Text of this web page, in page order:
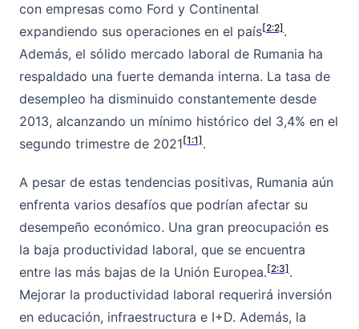
con empresas como Ford y Continental
expandiendo sus operaciones en el país[2:2] .
Además, el sólido mercado laboral de Rumania ha
respaldado una fuerte demanda interna. La tasa de
desempleo ha disminuido constantemente desde
2013, alcanzando un mínimo histórico del 3,4% en el
segundo trimestre de 2021[1:1] .
A pesar de estas tendencias positivas, Rumania aún
enfrenta varios desafíos que podrían afectar su
desempeño económico. Una gran preocupación es
la baja productividad laboral, que se encuentra
entre las más bajas de la Unión Europea.[2:3] .
Mejorar la productividad laboral requerirá inversión
en educación, infraestructura e I+D. Además, la